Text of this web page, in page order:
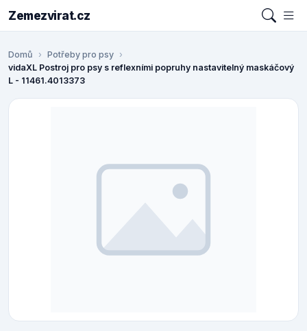
Zemezvirat.cz
Domů
Potřeby pro psy
vidaXL Postroj pro psy s reflexními popruhy nastavitelný maskáčový
L - 11461.4013373